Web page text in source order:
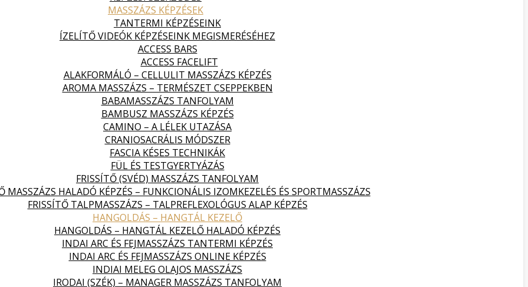
MASSZÁZS KÉPZÉSEK
TANTERMI KÉPZÉSEINK
ÍZELÍTŐ VIDEÓK KÉPZÉSEINK MEGISMERÉSÉHEZ
ACCESS BARS
ACCESS FACELIFT
ALAKFORMÁLÓ – CELLULIT MASSZÁZS KÉPZÉS
AROMA MASSZÁZS – TERMÉSZET CSEPPEKBEN
BABAMASSZÁZS TANFOLYAM
BAMBUSZ MASSZÁZS KÉPZÉS
CAMINO – A LÉLEK UTAZÁSA
CRANIOSACRÁLIS MÓDSZER
FASCIA KÉSES TECHNIKÁK
FÜL ÉS TESTGYERTYÁZÁS
FRISSÍTŐ (SVÉD) MASSZÁZS TANFOLYAM
MASSZÁZS HALADÓ KÉPZÉS – FUNKCIONÁLIS IZOMKEZELÉS ÉS SPORTMASSZÁZS
FRISSÍTŐ TALPMASSZÁZS – TALPREFLEXOLÓGUS ALAP KÉPZÉS
HANGOLDÁS – HANGTÁL KEZELŐ
HANGOLDÁS – HANGTÁL KEZELŐ HALADÓ KÉPZÉS
INDAI ARC ÉS FEJMASSZÁZS TANTERMI KÉPZÉS
INDAI ARC ÉS FEJMASSZÁZS ONLINE KÉPZÉS
INDIAI MELEG OLAJOS MASSZÁZS
IRODAI (SZÉK) – MANAGER MASSZÁZS TANFOLYAM